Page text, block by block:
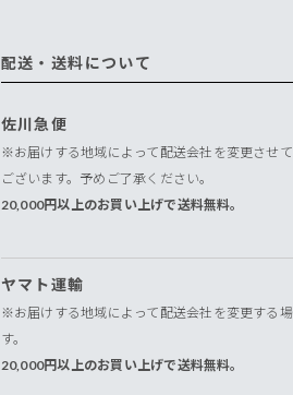
配送・送料について
佐川急便
※お届けする地域によって配送会社を変更させ
ございます。予めご了承ください。
20,000円以上のお買い上げで送料無料。
ヤマト運輸
※お届けする地域によって配送会社を変更する
す。
20,000円以上のお買い上げで送料無料。